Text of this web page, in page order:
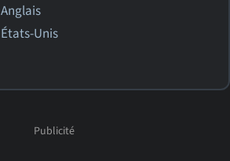
Anglais
États-Unis